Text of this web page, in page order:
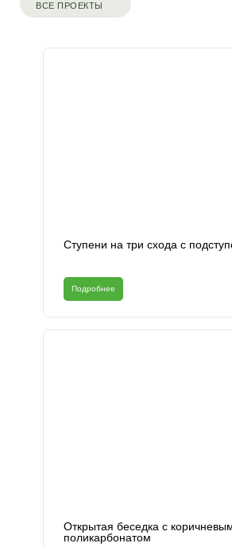
ВСЕ ПРОЕКТЫ
Ступени на три схода с
Подробнее
Открытая беседка с
поликарбонатом